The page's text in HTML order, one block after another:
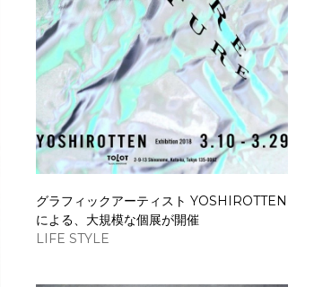
グラフィックアーティスト YOSHIROTTEN
による、大規模な個展が開催
LIFE STYLE